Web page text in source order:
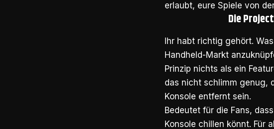
erlaubt, eure Spiele von
Die
Ihr habt richtig gehört.
Handheld-Markt
Prinzip nichts als ein
das nicht schlimm genug,
Konsole entfernt sein.
Bedeutet für die Fans,
Konsole chillen könnt. Für